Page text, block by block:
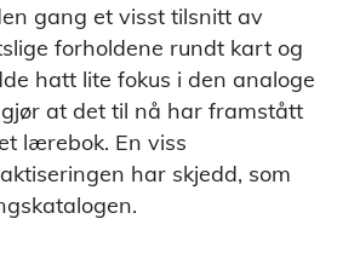
gang et visst tilsnitt av
forholdene rundt kart og
hatt lite fokus i den analoge
at det til nå har framstått
lærebok. En viss
har skjedd, som